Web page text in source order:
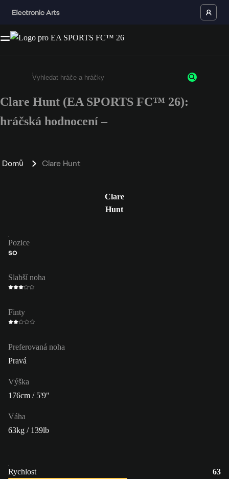
Enter a minimum of 3 characters or numbers
Clare Hunt (EA SPORTS FC™ 26):
hráčská hodnocení –
Domů Clare Hunt
Clare
Hunt
Pozice
SO
Slabší noha
Finty
Preferovaná noha
Pravá
Výška
176cm / 5'9"
Váha
63kg / 139lb
Rychlost
63